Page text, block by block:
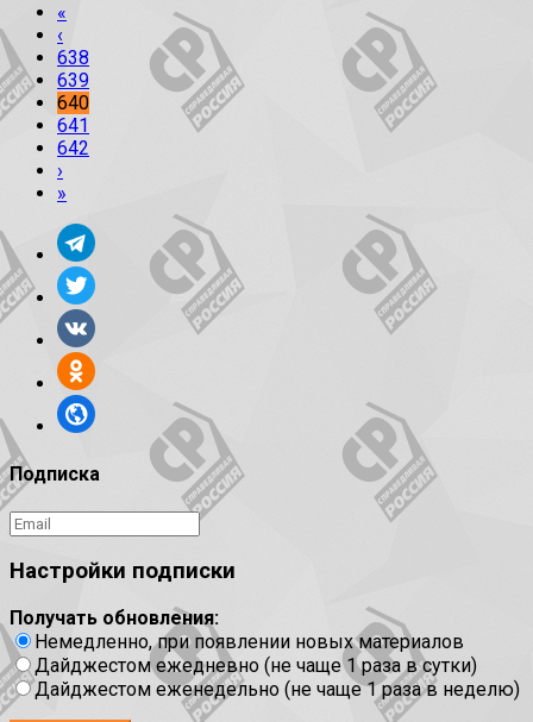
«
‹
638
639
640
641
642
›
»
Подписка
Настройки подписки
Получать обновления:
Немедленно, при появлении новых материалов
Дайджестом ежедневно (не чаще 1 раза в сутки)
Дайджестом еженедельно (не чаще 1 раза в неделю)